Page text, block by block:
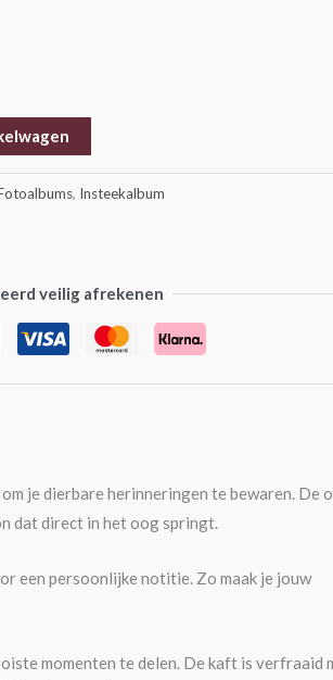
, Insteekalbum
veilig afrekenen
je dierbare herinneringen te bewaren. De
dat direct in het oog springt.
een persoonlijke notitie. Zo maak je jouw
momenten te delen. De kaft is verfraaid